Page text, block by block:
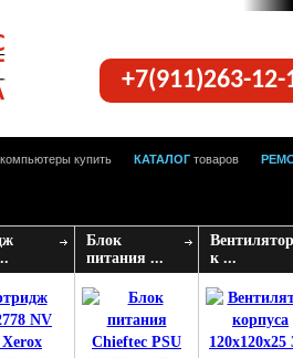
+7(911)263-
компьютеры купить КАТАЛОГ товаров
Блок
питания ...
Вентилятор
к ...